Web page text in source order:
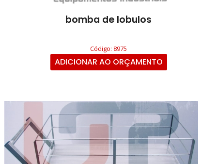
bomba de lobulos
Código: 8975
ADICIONAR AO ORÇAMENTO